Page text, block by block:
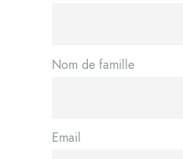
Nom de famille
Email